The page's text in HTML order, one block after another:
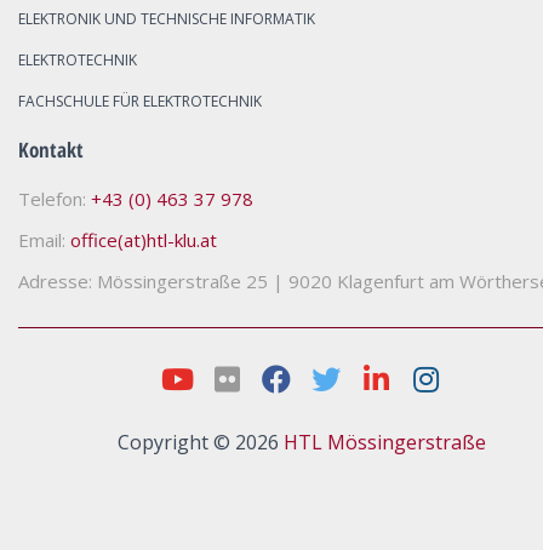
ELEKTRONIK UND TECHNISCHE INFORMATIK
ELEKTROTECHNIK
FACHSCHULE FÜR ELEKTROTECHNIK
Kontakt
Telefon: +43 (0) 463 37 978
Email: office(at)htl-klu.at
Adresse: Mössingerstraße 25 | 9020 Klagenfurt am
Copyright © 2026 HTL Mössingerstraße